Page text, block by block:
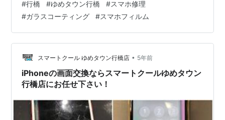
＋＊＋＊＋＊＋＊＋＊＋＊＋＊ こちらはガラスコーティ
ング施工後の写真です ピカピカに反射してキレイですよ
ね🌟 ガラスコーティング後は指紋が付着しにくくなり、
付着してもキレイな布でサッと拭けばすぐにピカピカに
戻ります こちらは抗菌コートも施工していますが 何かし
て…
#行橋 #ゆめタウン行橋 #スマホ修理
#ガラスコーティング #スマホフィルム
スマートクール ゆめタウン行橋店 • 5年前
iPhoneの画面交換ならスマートクールゆめタウン
行橋店にお任せ下さい！